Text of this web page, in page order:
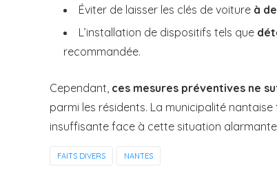
Éviter de laisser les clés de voiture à
L’installation de dispositifs tels que
recommandée.
Cependant, ces mesures préventives ne
parmi les résidents. La municipalité
insuffisante face à cette situation
FAITS DIVERS NANTES